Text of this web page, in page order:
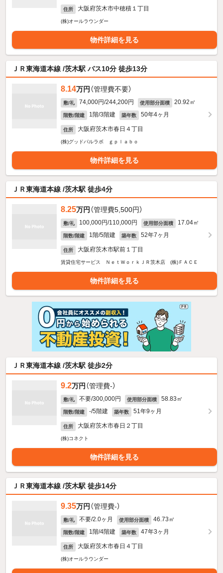
住所 大阪府茨木市中穂積１丁目
(株)オールラウンダー
物件詳細を見る
ＪＲ東海道本線 /茨木駅 バス10分 徒歩13分
8.14万円 （管理費不要）
敷/礼 74,000円/244,200円 使用部分面積 20.92㎡
階数/階建 1階/3階建 築年数 50年4ヶ月
住所 大阪府茨木市春日４丁目
(株)グッドパルラボ ｇｐｌａｂｏ
物件詳細を見る
ＪＲ東海道本線 /茨木駅 徒歩4分
8.25万円 （管理費5,500円）
敷/礼 100,000円/110,000円 使用部分面積 17.04㎡
階数/階建 1階/5階建 築年数 52年7ヶ月
住所 大阪府茨木市駅前１丁目
賃貸住宅サービス ＮｅｔＷｏｒｋＪＲ茨木店 (株)ＦＡＣＥ
物件詳細を見る
ＪＲ東海道本線 /茨木駅 徒歩2分
9.2万円 （管理費-）
敷/礼 不要/300,000円 使用部分面積 58.83㎡
階数/階建 -/5階建 築年数 51年9ヶ月
住所 大阪府茨木市春日２丁目
(株)コネクト
物件詳細を見る
ＪＲ東海道本線 /茨木駅 徒歩14分
9.35万円 （管理費-）
敷/礼 不要/2.0ヶ月 使用部分面積 46.73㎡
階数/階建 1階/4階建 築年数 47年3ヶ月
住所 大阪府茨木市春日４丁目
(株)オールラウンダー